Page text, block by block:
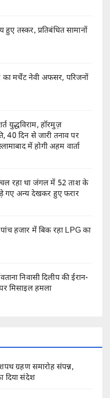
हुए तस्कर, प्रतिबंधित सामानों
मर्चेंट नेवी अफसर, परिजनों
युद्धविराम, हॉरमुज़
दिन से जारी तनाव पर
में होगी अहम वार्ता
रहा था जंगल में 52 ताश के
गए अन्य देखकर हुए फरार
हजार में बिक रहा LPG का
निवासी दिलीप की ईरान-
मिसाइल हमला
ग्रहण समारोह संपन्न,
दिया संदेश